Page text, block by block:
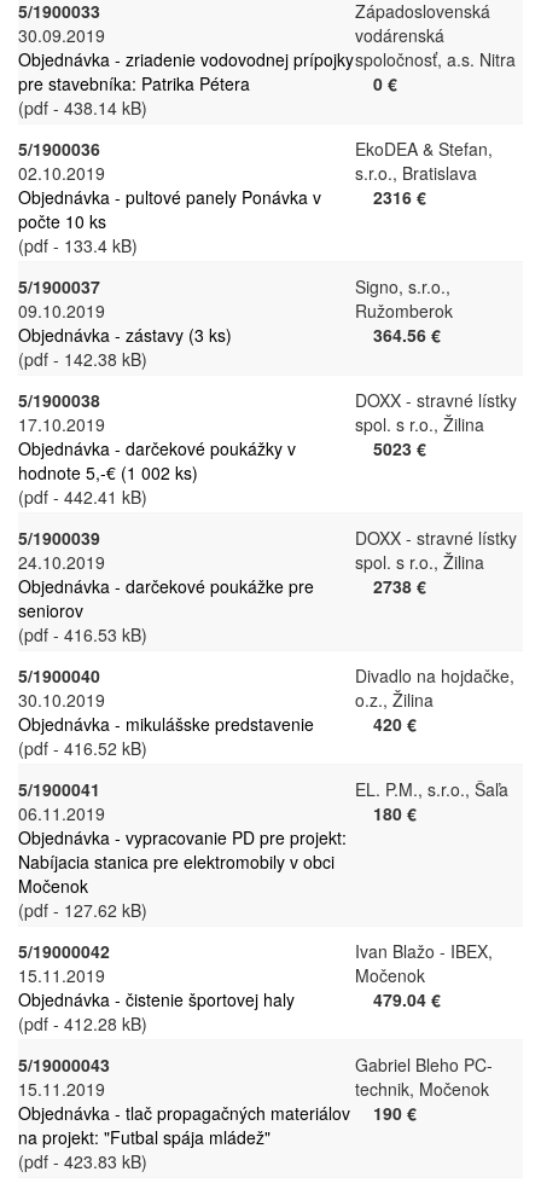
5/1900033
30.09.2019
Objednávka - zriadenie vodovodnej prípojky
pre stavebníka: Patrika Pétera
(pdf - 438.14 kB)
Západoslovenská
vodárenská
spoločnosť, a.s. Nitra
0 €
5/1900036
02.10.2019
Objednávka - pultové panely Ponávka v
počte 10 ks
(pdf - 133.4 kB)
EkoDEA & Stefan,
s.r.o., Bratislava
2316 €
5/1900037
09.10.2019
Objednávka - zástavy (3 ks)
(pdf - 142.38 kB)
Signo, s.r.o.,
Ružomberok
364.56 €
5/1900038
17.10.2019
Objednávka - darčekové poukážky v
hodnote 5,-€ (1 002 ks)
(pdf - 442.41 kB)
DOXX - stravné lístky
spol. s r.o., Žilina
5023 €
5/1900039
24.10.2019
Objednávka - darčekové poukážke pre
seniorov
(pdf - 416.53 kB)
DOXX - stravné lístky
spol. s r.o., Žilina
2738 €
5/1900040
30.10.2019
Objednávka - mikulášske predstavenie
(pdf - 416.52 kB)
Divadlo na hojdačke,
o.z., Žilina
420 €
5/1900041
06.11.2019
Objednávka - vypracovanie PD pre projekt:
Nabíjacia stanica pre elektromobily v obci
Močenok
(pdf - 127.62 kB)
EL. P.M., s.r.o., Šaľa
180 €
5/19000042
15.11.2019
Objednávka - čistenie športovej haly
(pdf - 412.28 kB)
Ivan Blažo - IBEX,
Močenok
479.04 €
5/19000043
15.11.2019
Objednávka - tlač propagačných materiálov
na projekt: "Futbal spája mládež"
(pdf - 423.83 kB)
Gabriel Bleho PC-
technik, Močenok
190 €